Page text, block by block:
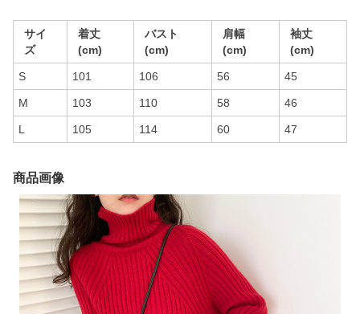
サイ
ズ
着丈
(cm)
バスト
(cm)
肩幅
(cm)
袖丈
(cm)
S 101 106 56 45
M 103 110 58 46
L 105 114 60 47
商品画像